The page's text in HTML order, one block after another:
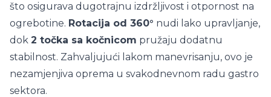
što osigurava dugotrajnu izdržljivost i otpornost na
ogrebotine. Rotacija od 360° nudi lako upravljanje,
dok 2 točka sa kočnicom pružaju dodatnu
stabilnost. Zahvaljujući lakom manevrisanju, ovo je
nezamjenjiva oprema u svakodnevnom radu gastro
sektora.